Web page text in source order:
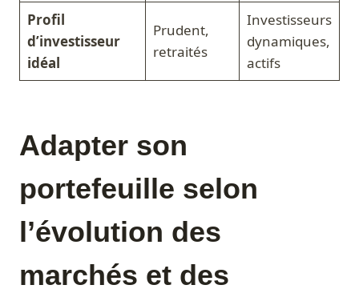
Profil
d’investisseur
idéal
Prudent,
retraités
Investisseurs
dynamiques,
actifs
Adapter son
portefeuille selon
l’évolution des
marchés et des